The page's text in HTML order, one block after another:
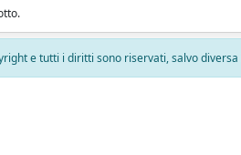
e tutti i diritti sono riservati, salvo